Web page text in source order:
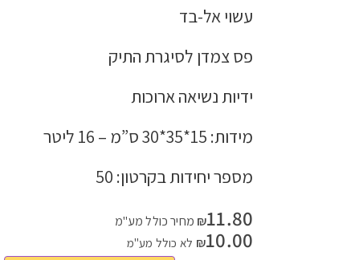
עשוי אל-בד
פס צמדן לסיגרת התיק
ידיות נשיאה ארוכות
מידות: 15*35*30 ס”מ – 16 ליטר
מספר יחידות בקרטון: 50
₪11.80
מחיר כולל מע"מ
₪10.00 לא כולל מע"מ